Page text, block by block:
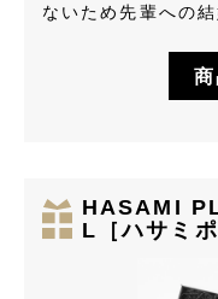
ないため先輩への
HASAMI
L［ハサミ